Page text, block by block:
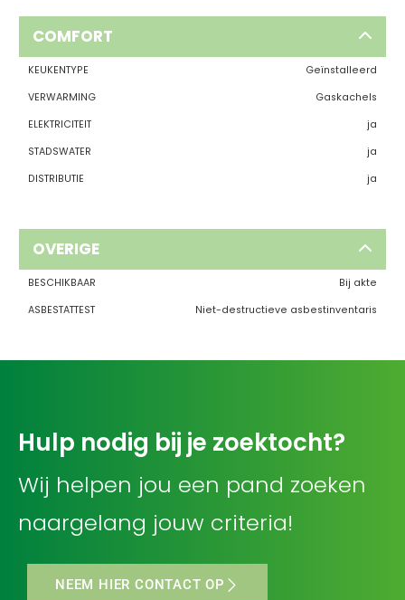
COMFORT
KEUKENTYPE
Geïnstalleerd
VERWARMING
Gaskachels
ELEKTRICITEIT
ja
STADSWATER
ja
DISTRIBUTIE
ja
OVERIGE
BESCHIKBAAR
Bij akte
ASBESTATTEST
Niet-destructieve asbestinventaris
Hulp nodig bij je zoektocht?
Wij helpen jou een pand zoeken
naargelang jouw criteria!
NEEM HIER CONTACT OP